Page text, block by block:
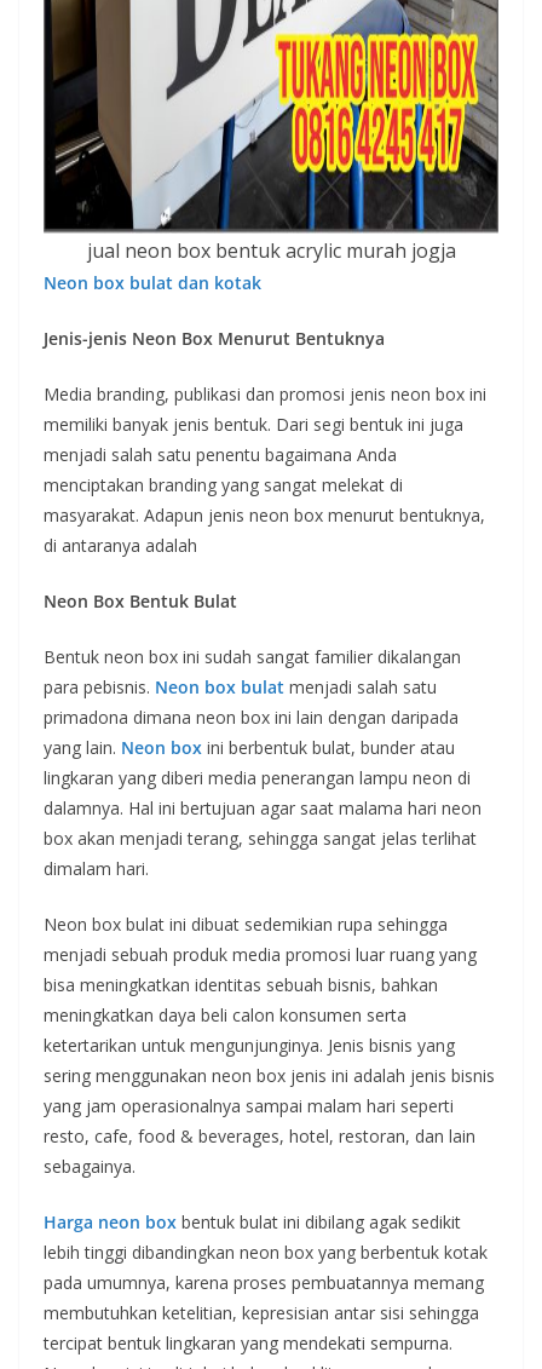
jual neon box bentuk acrylic murah jogja
Neon box bulat dan kotak
Jenis-jenis Neon Box Menurut Bentuknya
Media branding, publikasi dan promosi jenis neon box ini
memiliki banyak jenis bentuk. Dari segi bentuk ini juga
menjadi salah satu penentu bagaimana Anda
menciptakan branding yang sangat melekat di
masyarakat. Adapun jenis neon box menurut bentuknya,
di antaranya adalah
Neon Box Bentuk Bulat
Bentuk neon box ini sudah sangat familier dikalangan
para pebisnis. Neon box bulat menjadi salah satu
primadona dimana neon box ini lain dengan daripada
yang lain. Neon box ini berbentuk bulat, bunder atau
lingkaran yang diberi media penerangan lampu neon di
dalamnya. Hal ini bertujuan agar saat malama hari neon
box akan menjadi terang, sehingga sangat jelas terlihat
dimalam hari.
Neon box bulat ini dibuat sedemikian rupa sehingga
menjadi sebuah produk media promosi luar ruang yang
bisa meningkatkan identitas sebuah bisnis, bahkan
meningkatkan daya beli calon konsumen serta
ketertarikan untuk mengunjunginya. Jenis bisnis yang
sering menggunakan neon box jenis ini adalah jenis bisnis
yang jam operasionalnya sampai malam hari seperti
resto, cafe, food & beverages, hotel, restoran, dan lain
sebagainya.
Harga neon box bentuk bulat ini dibilang agak sedikit
lebih tinggi dibandingkan neon box yang berbentuk kotak
pada umumnya, karena proses pembuatannya memang
membutuhkan ketelitian, kepresisian antar sisi sehingga
tercipat bentuk lingkaran yang mendekati sempurna.